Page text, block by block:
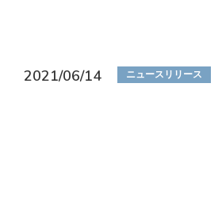
2021/06/14 ニュースリリース